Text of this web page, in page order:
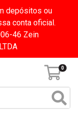
depósitos ou
conta oficial.
46 Zein
0